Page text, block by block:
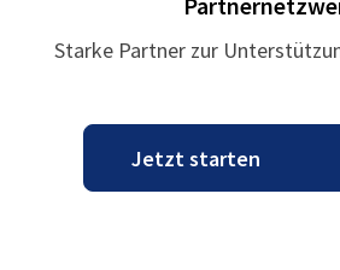
Starke Partner zur